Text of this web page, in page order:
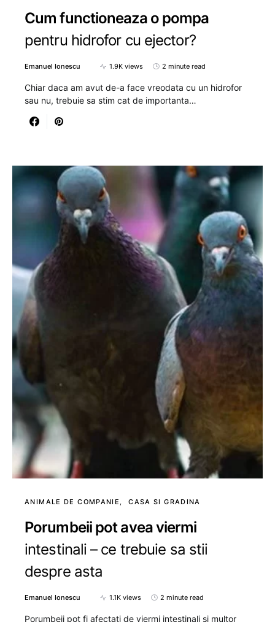
Cum functioneaza o pompa
pentru hidrofor cu ejector?
Emanuel Ionescu 1.9K views 2 minute read
Chiar daca am avut de-a face vreodata cu un hidrofor
sau nu, trebuie sa stim cat de importanta…
ANIMALE DE COMPANIE CASA SI GRADINA
Porumbeii pot avea viermi
intestinali – ce trebuie sa stii
despre asta
Emanuel Ionescu 1.1K views 2 minute read
Porumbeii pot fi afectati de viermi intestinali si multor